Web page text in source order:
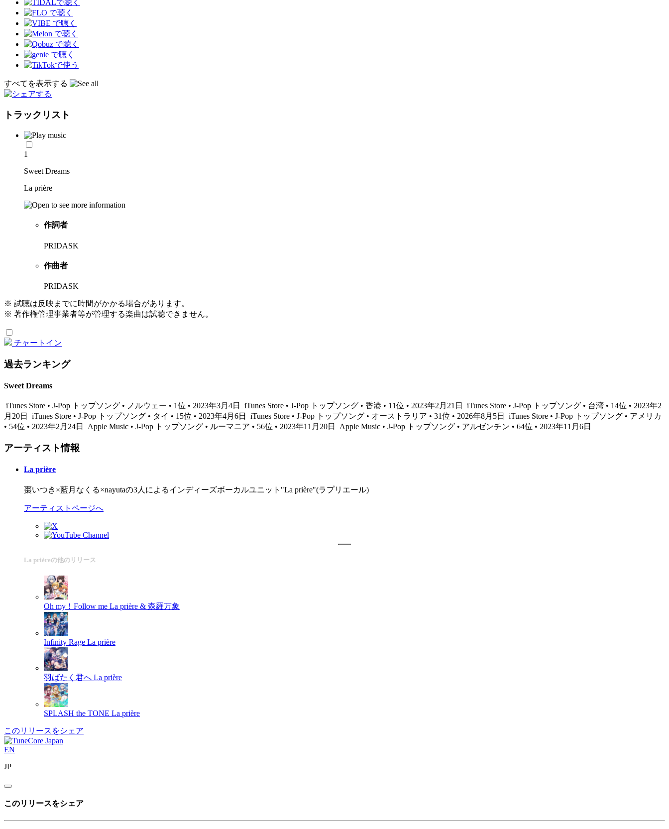
すべてを表示する
トラックリスト
1
Sweet Dreams
La prière
作詞者
PRIDASK
作曲者
PRIDASK
※ 試聴は反映までに時間がかかる場合があります。
※ 著作権管理事業者等が管理する楽曲は試聴できません。
チャートイン
過去ランキング
Sweet Dreams
iTunes Store • J-Pop トップソング • ノルウェー • 1位 • 2023年3月4日 iTunes Store • J-Pop トップソング • 香港 • 11位 • 2023年2月21日
iTunes Store • J-Pop トップソング • 台湾 • 14位 • 2023年2
月20日
iTunes Store • J-Pop トップソング • タイ • 15位 • 2023年4月6日 iTunes Store • J-Pop トップソング • オーストラリア • 31位 • 2026年8月5日
iTunes Store • J-Pop トップソング • アメリカ
• 54位 • 2023年2月24日
Apple Music • J-Pop トップソング • ルーマニア • 56位 • 2023年11月20日 Apple Music • J-Pop トップソング • アルゼンチン • 64位 • 2023年11月6日
アーティスト情報
La prière
棗いつき×藍月なくる×nayutaの3人によるインディーズボーカルユニット"La prière"(ラプリエール)
アーティストページへ
La prièreの他のリリース
Oh my！Follow me La prière & 森羅万象
Infinity Rage La prière
羽ばたく君へ La prière
SPLASH the TONE La prière
このリリースをシェア
EN
JP
このリリースをシェア